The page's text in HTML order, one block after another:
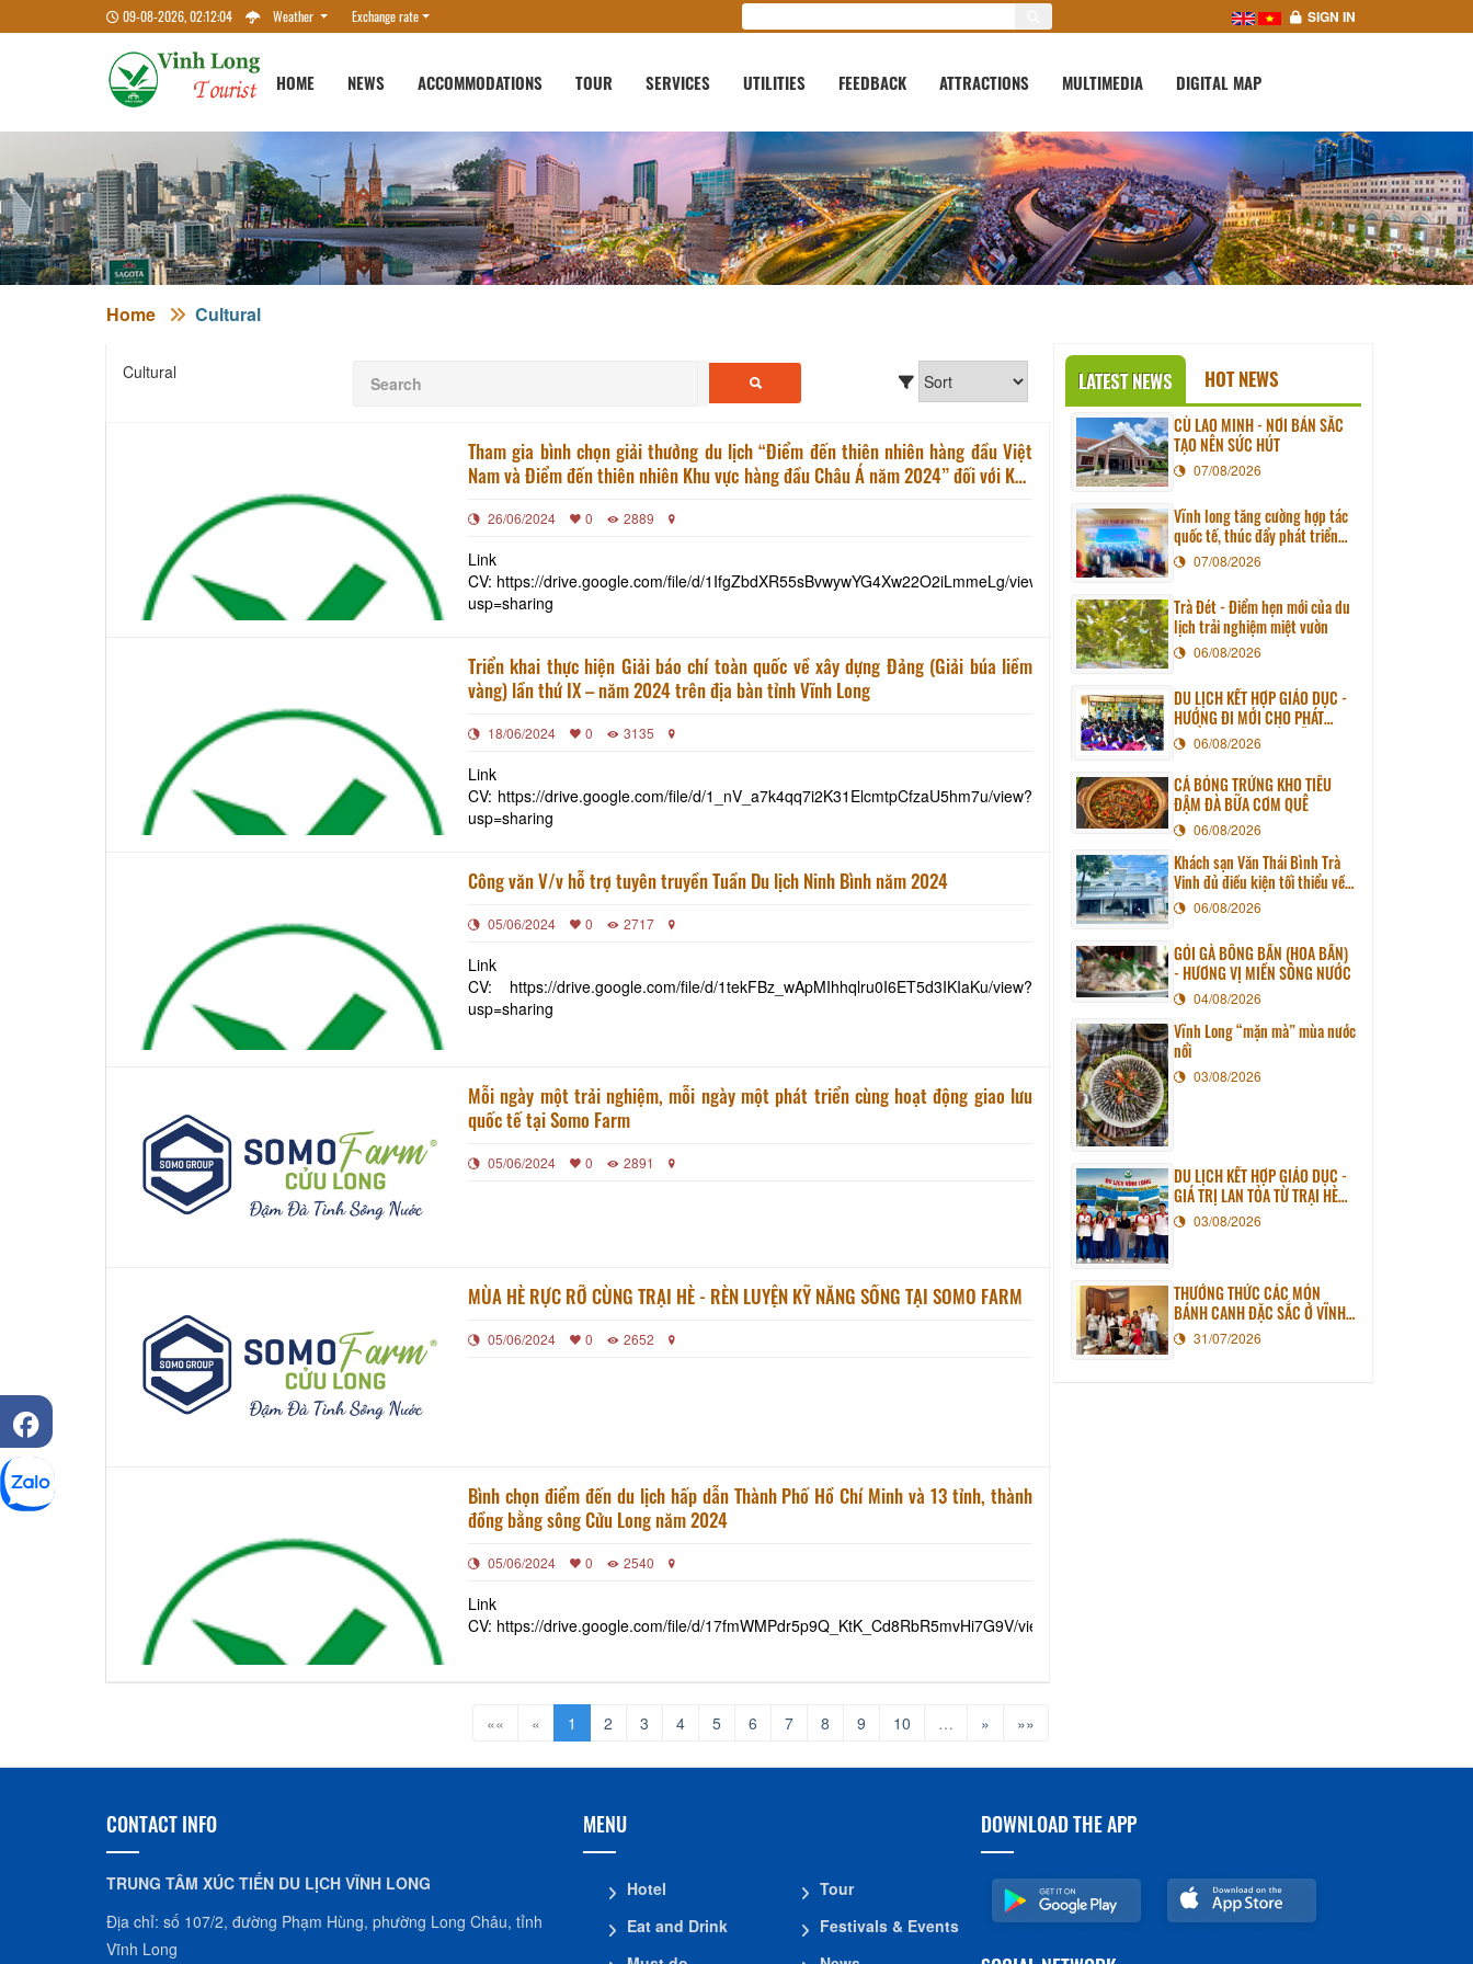
09-08-2026, 02:12:04 Weather Exchange rate SIGN IN
HOME NEWS ACCOMMODATIONS TOUR SERVICES UTILITIES FEEDBACK ATTRACTIONS MULTIMEDIA DIGITAL MAP
Home Cultural
Cultural
Tham gia bình chọn giải thưởng du lịch “Điểm đến thiên nhiên hàng đầu Việt
Nam và Điểm đến thiên nhiên Khu vực hàng đầu Châu Á năm 2024” đối với Khu
26/06/2024 0 2889
Link
CV: https://drive.google.com/file/d/1IfgZbdXR55sBvwywYG4Xw22O2iLmmeLg/view?
usp=sharing
Triển khai thực hiện Giải báo chí toàn quốc về xây dựng Đảng (Giải búa liềm
vàng) lần thứ IX – năm 2024 trên địa bàn tỉnh Vĩnh Long
18/06/2024 0 3135
Link
CV: https://drive.google.com/file/d/1_nV_a7k4qq7i2K31ElcmtpCfzaU5hm7u/view?
usp=sharing
Công văn V/v hỗ trợ tuyên truyền Tuần Du lịch Ninh Bình năm 2024
05/06/2024 0 2717
Link
CV: https://drive.google.com/file/d/1tekFBz_wApMIhhqlru0I6ET5d3IKIaKu/view?
usp=sharing
Mỗi ngày một trải nghiệm, mỗi ngày một phát triển cùng hoạt động giao lưu
quốc tế tại Somo Farm
05/06/2024 0 2891
MÙA HÈ RỰC RỠ CÙNG TRẠI HÈ - RÈN LUYỆN KỸ NĂNG SỐNG TẠI SOMO FARM
05/06/2024 0 2652
Bình chọn điểm đến du lịch hấp dẫn Thành Phố Hồ Chí Minh và 13 tỉnh, thành
đồng bằng sông Cửu Long năm 2024
05/06/2024 0 2540
Link
CV: https://drive.google.com/file/d/17fmWMPdr5p9Q_KtK_Cd8RbR5mvHi7G9V/view
«« « 1 2 3 4 5 6 7 8 9 10 … » »»
LATEST NEWS HOT NEWS
CÙ LAO MINH - NƠI BẢN SẮC
TẠO NÊN SỨC HÚT
07/08/2026
Vĩnh long tăng cường hợp tác
quốc tế, thúc đẩy phát triển
du lịch qua chương trình làm
việc với đoàn công tác huyện
Sunchang (Hàn quốc)
07/08/2026
Trà Đét - Điểm hẹn mới của du
lịch trải nghiệm miệt vườn
06/08/2026
DU LỊCH KẾT HỢP GIÁO DỤC -
HƯỚNG ĐI MỚI CHO PHÁT
TRIỂN DU LỊCH BỀN VỮNG
06/08/2026
CÁ BÓNG TRỨNG KHO TIÊU
ĐẬM ĐÀ BỮA CƠM QUÊ
06/08/2026
Khách sạn Văn Thái Bình Trà
Vinh đủ điều kiện tối thiểu về
cơ sở vật chất kỹ thuật và dịch
vụ của cơ sở lưu trú du lịch
06/08/2026
GỎI GÀ BÔNG BẦN (HOA BẦN)
- HƯƠNG VỊ MIỀN SÔNG NƯỚC
04/08/2026
Vĩnh Long “mặn mà” mùa nước
nổi
03/08/2026
DU LỊCH KẾT HỢP GIÁO DỤC -
GIÁ TRỊ LAN TỎA TỪ TRẠI HÈ
PHƯƠNG NAM NĂM 2026
03/08/2026
THƯỞNG THỨC CÁC MÓN
BÁNH CANH ĐẶC SẮC Ở VĨNH
LONG31/07/2026
CONTACT INFO
TRUNG TÂM XÚC TIẾN DU LỊCH VĨNH LONG
Địa chỉ: số 107/2, đường Phạm Hùng, phường Long Châu, tỉnh
Vĩnh Long
MENU
Hotel
Eat and Drink
Tour
Festivals & Events
DOWNLOAD THE APP